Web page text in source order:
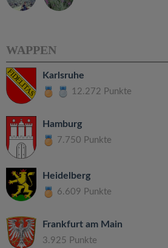
WAPPEN
Karlsruhe
12.272 Punkte
Hamburg
7.750 Punkte
Heidelberg
6.609 Punkte
Frankfurt am Main
3.925 Punkte